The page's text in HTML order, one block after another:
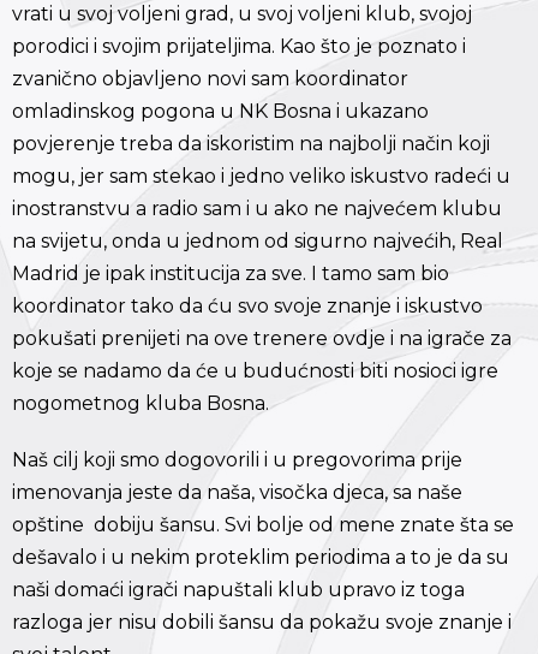
vrati u svoj voljeni grad, u svoj voljeni klub, svojoj
porodici i svojim prijateljima. Kao što je poznato i
zvanično objavljeno novi sam koordinator
omladinskog pogona u NK Bosna i ukazano
povjerenje treba da iskoristim na najbolji način koji
mogu, jer sam stekao i jedno veliko iskustvo radeći u
inostranstvu a radio sam i u ako ne najvećem klubu
na svijetu, onda u jednom od sigurno najvećih, Real
Madrid je ipak institucija za sve. I tamo sam bio
koordinator tako da ću svo svoje znanje i iskustvo
pokušati prenijeti na ove trenere ovdje i na igrače za
koje se nadamo da će u budućnosti biti nosioci igre
nogometnog kluba Bosna.
Naš cilj koji smo dogovorili i u pregovorima prije
imenovanja jeste da naša, visočka djeca, sa naše
opštine dobiju šansu. Svi bolje od mene znate šta se
dešavalo i u nekim proteklim periodima a to je da su
naši domaći igrači napuštali klub upravo iz toga
razloga jer nisu dobili šansu da pokažu svoje znanje i